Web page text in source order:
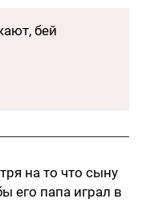
бей
на то что сыну
его папа играл в